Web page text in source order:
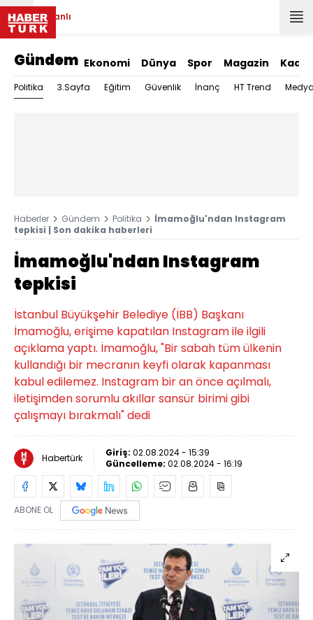
Canlı
Gündem Ekonomi Dünya Spor Magazin Kadın
Politika 3.Sayfa Eğitim Güvenlik İnanç HT Trend
Haberler Gündem Politika
İmamoğlu'ndan Instagram
tepkisi | Son dakika haberleri
İmamoğlu'ndan Instagram
tepkisi
İstanbul Büyükşehir Belediye (İBB) Başkanı
İmamoğlu, erişime kapatılan Instagram ile ilgili
açıklama yaptı. İmamoğlu, "Bir sabah tüm ülkenin
kullandığı bir mecranın keyfi olarak kapanması
kabul edilemez. Instagram bir an önce açılmalı,
iletişimden sorumlu akıllar sansür birimi gibi
çalışmayı bırakmalı" dedi
Habertürk Giriş: 02.08.2024 - 15:39
Güncelleme: 02.08.2024 - 16:19
ABONE OL